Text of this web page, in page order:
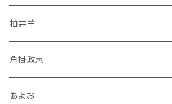
柏井羊
角掛政志
あよお